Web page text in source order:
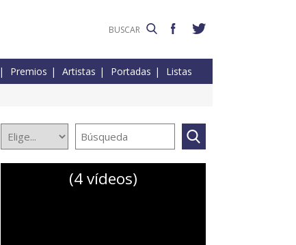
Premios Artistas Portadas Listas
(4 vídeos)